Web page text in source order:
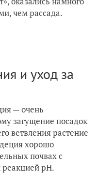
чем рассада.
и уход за
— очень
загущение посадок
ветвления растение
хорошо
почвах с
реакцией pH.